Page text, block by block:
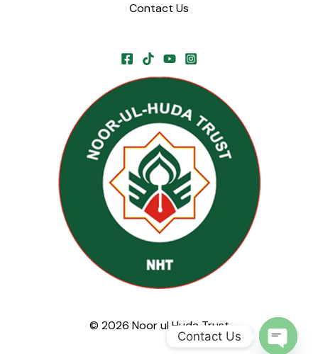
Contact Us
© 2026 Noor ul Huda Trust
Contact Us